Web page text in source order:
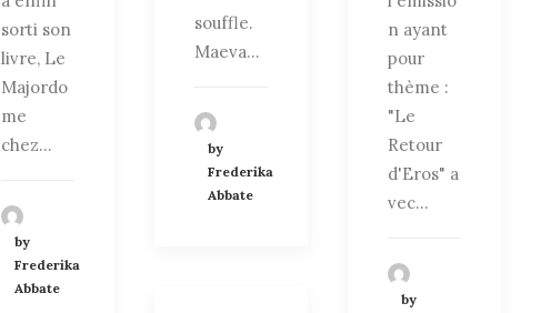
sorti son
livre, Le
Majordo
me
chez…
by
Frederika
Abbate
souffle.
Maeva…
by
Frederika
Abbate
n ayant
pour
thème :
"Le
Retour
d'Eros" a
vec…
by